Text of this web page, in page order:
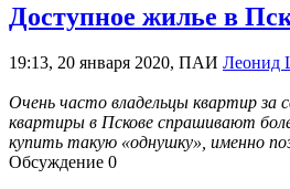
Доступное жилье в
19:13, 20 января 2020, ПАИ Леонид
Очень часто владельцы квартир за
квартиры в Пскове спрашивают
купить такую «однушку», именно
Обсуждение 0